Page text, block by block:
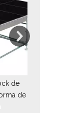
de armadura
de
de